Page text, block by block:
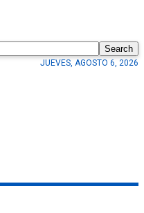
Search
JUEVES, AGOSTO 6, 2026